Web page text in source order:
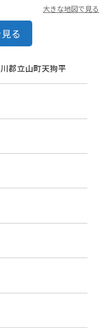
大きな地図で見る
る
郡立山町天狗平